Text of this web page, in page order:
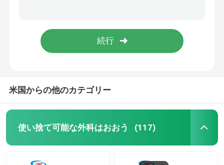
使い捨て可能な外科パック
使い捨て可能な手術衣
EO 消毒眼科外科用 医療用 包装用 カーテン
米国からの他のカテゴリー
使い捨て可能な外科はおおう (117)